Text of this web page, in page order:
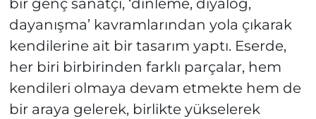
bir genç sanatçı, ‘dinleme, diyalog,
dayanışma’ kavramlarından yola çıkarak
kendilerine ait bir tasarım yaptı. Eserde,
her biri birbirinden farklı parçalar, hem
kendileri olmaya devam etmekte hem de
bir araya gelerek, birlikte yükselerek